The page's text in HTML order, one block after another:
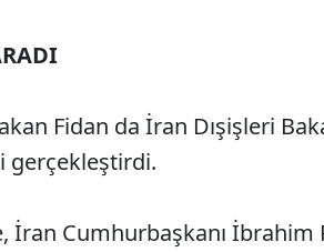
Fidan da İran Dışişleri
gerçekleştirdi.
İran Cumhurbaşkanı İbrahim